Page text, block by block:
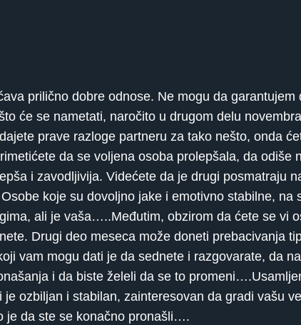
prilično dobre odnose. Ne mogu da garantujem
će se nametati, naročito u drugom delu
prave razloge partneru za tako nešto, onda
da se voljena osoba prolepšala, da odiše
i zavodljivija. Videćete da je drugi posmatraju
koje su dovoljno jake i emotivno stabilne, na
ali je vaša…..Međutim, obzirom da ćete se vi
Drugi deo meseca može doneti prebacivanja
vam mogu dati je da sednete i razgovarate, da
i da biste želeli da se to
ozbiljan i stabilan, zainteresovan da gradi vašu
je da ste se konačno pronašli….